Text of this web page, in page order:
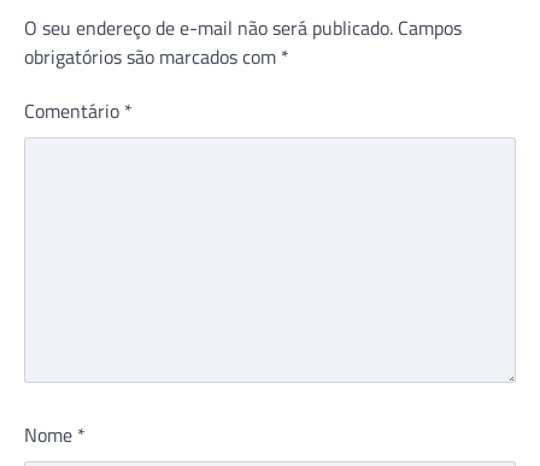
O seu endereço de e-mail não será publicado. Campos
obrigatórios são marcados com *
Comentário *
Nome *